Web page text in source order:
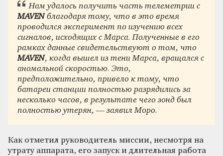
Нам удалось получить часть телеметрии с
MAVENблагодаря тому, что в это время
проводился эксперимент по изучению всех
сигналов, исходящих с Марса. Полученные в его
рамках данные свидетельствуют о том, что
MAVEN, когда вышел из тени Марса, вращался с
аномальной скоростью. Это,
предположительно, привело к тому, что
батареи станции полностью разрядились за
несколько часов, в результате чего зонд был
полностью утерян, — заявил Моро.
Как отметил руководитель миссии, несмотря на
утрату аппарата, его запуск и длительная работа